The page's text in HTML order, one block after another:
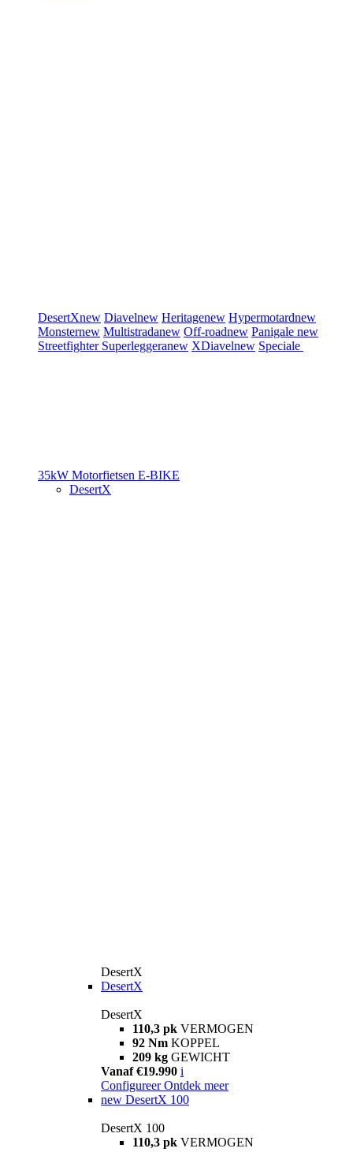
DesertXnew Diavelnew Heritagenew Hypermotardnew
Monsternew Multistradanew Off-roadnew Panigale new
Streetfighter Superleggeranew XDiavelnew Speciale
35kW Motorfietsen E-BIKE
DesertX
DesertX
DesertX
DesertX
110,3 pk VERMOGEN
92 Nm KOPPEL
209 kg GEWICHT
Vanaf €19.990 i
Configureer Ontdek meer
new DesertX 100
DesertX 100
110,3 pk VERMOGEN